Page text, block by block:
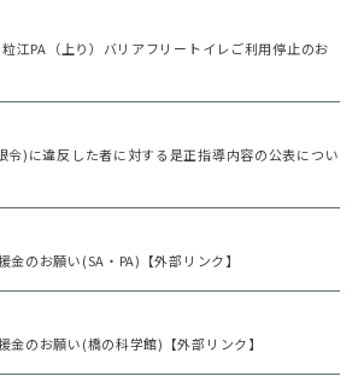
江PA（上り）バリアフリートイレご利用停止のお
令)に違反した者に対する是正指導内容の公表につい
金のお願い(SA・PA)【外部リンク】
金のお願い(橋の科学館)【外部リンク】